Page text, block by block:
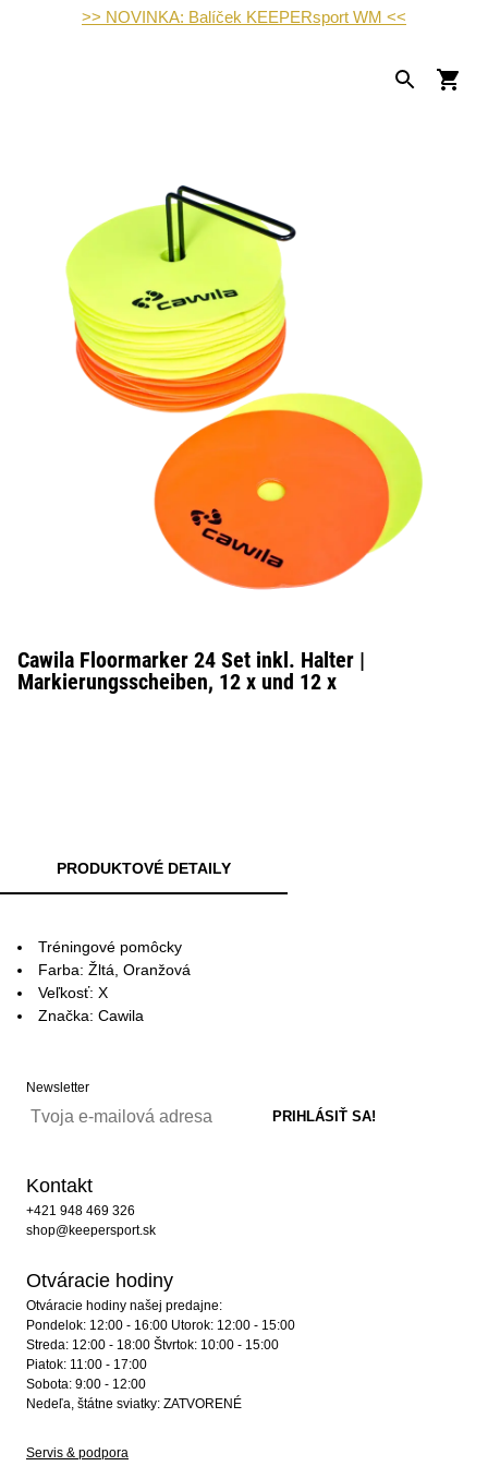
>> NOVINKA: Balíček KEEPERsport WM <<
Cawila Floormarker 24 Set inkl. Halter |
Markierungsscheiben, 12 x und 12 x
PRODUKTOVÉ DETAILY
Tréningové pomôcky
Farba: Žltá, Oranžová
Veľkosť: X
Značka: Cawila
Newsletter
Kontakt
+421 948 469 326
shop@keepersport.sk
Otváracie hodiny
Otváracie hodiny našej predajne:
Pondelok: 12:00 - 16:00 Utorok: 12:00 - 15:00
Streda: 12:00 - 18:00 Štvrtok: 10:00 - 15:00
Piatok: 11:00 - 17:00
Sobota: 9:00 - 12:00
Nedeľa, štátne sviatky: ZATVORENÉ
Servis & podpora